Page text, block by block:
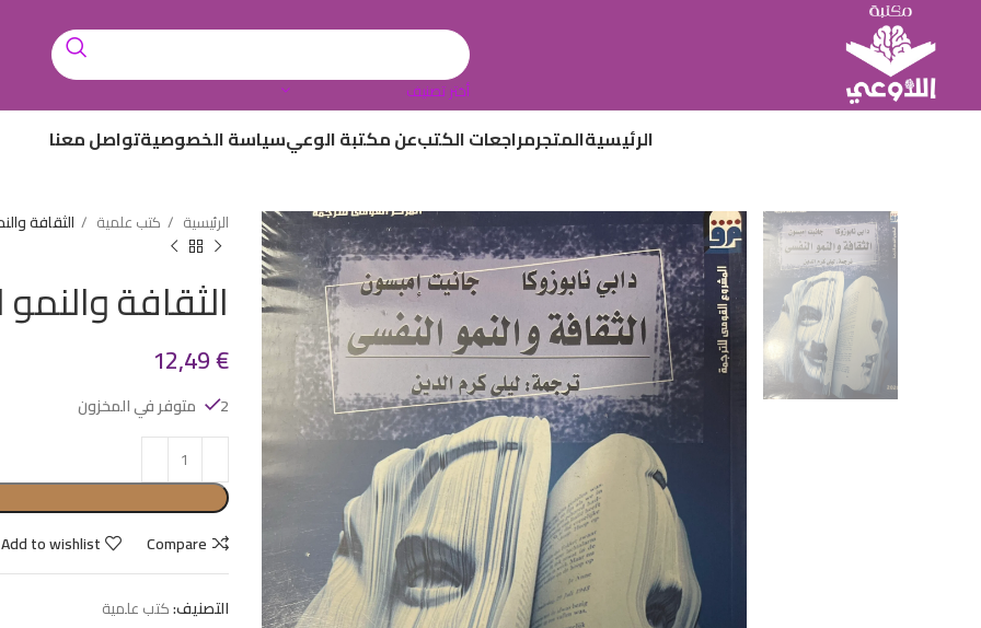
أختر تصنيف
الرئيسيةالمتجرمراجعات الكتبعن مكتبة الوعيسياسة الخصوصيةتواصل معنا
الرئيسية كتب علمية الثقافة
الثقافة
12,49€
2 متوفر في المخزون
Compare
Add to wishlist
التصنيف:كتب علمية